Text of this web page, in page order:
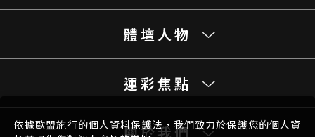
體壇人物
運彩焦點
關於我們
依據歐盟施行的個人資料保護法，我們致力於保護您的個人資